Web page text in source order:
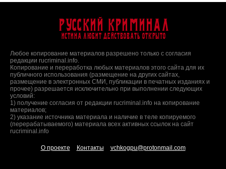
Русский Криминал
Истина любит действовать открыто
Любое копирование материалов разрешено только с согласия
редакции rucriminal.info.
Копирование и переработка любых материалов этого сайта для их
публичного использования (размещение на других сайтах,
размещение в электронных СМИ, публикации в печатных изданиях и
прочее) разрешается исключительно при выполнении следующих
условий:
1) получение согласия от редакции rucriminal.info на копирование
материалов;
2) указание источника материала и наличие в теле копируемого
(перерабатываемого) материала всех активных ссылок на сайт
rucriminal.info
О проекте Контакты vchkogpu@protonmail.com